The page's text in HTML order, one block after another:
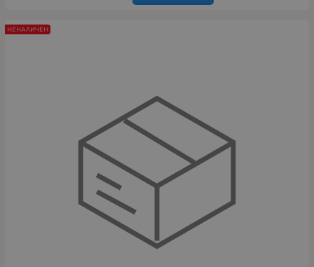
НЕНАЛИЧЕН